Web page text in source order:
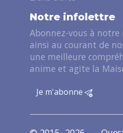
Notre infolettre
Abonnez-vous à
ainsi au courant de
une meilleure
anime et agite la
Je m'abonne